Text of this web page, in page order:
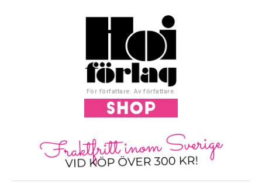
För författare. Av författare.